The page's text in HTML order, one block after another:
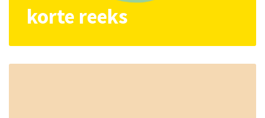
korte reeks